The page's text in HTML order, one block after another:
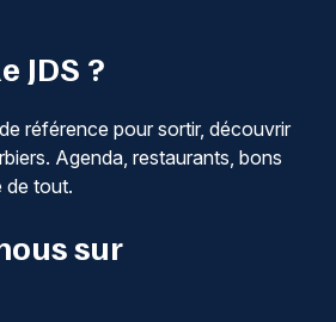
JDS ?
référence pour sortir, découvrir
Agenda, restaurants, bons
de tout.
sur